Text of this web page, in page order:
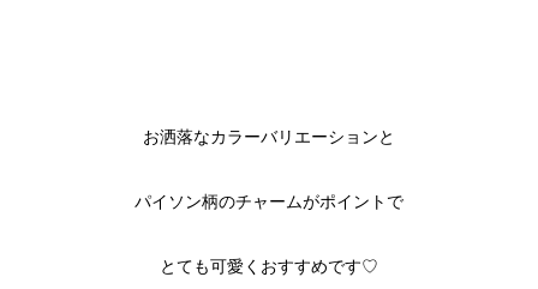
お洒落なカラーバリエーションと
パイソン柄のチャームがポイントで
とても可愛くおすすめです♡